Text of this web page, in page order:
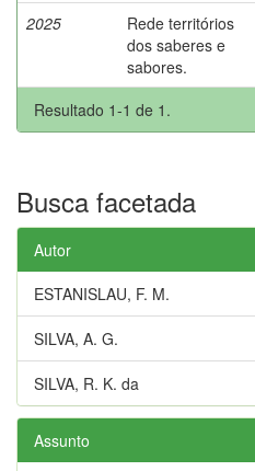
2025
Rede territórios
dos saberes e
sabores.
Resultado 1-1 de 1.
Busca facetada
Autor
ESTANISLAU, F. M.
SILVA, A. G.
SILVA, R. K. da
Assunto